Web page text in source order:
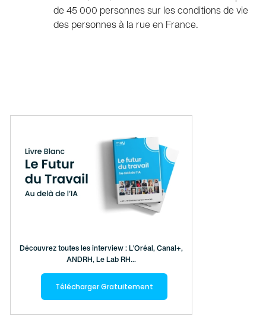
de 45 000 personnes sur les conditions de vie
des personnes à la rue en France.
Découvrez toutes les interview : L'Oréal, Canal+,
ANDRH, Le Lab RH...
Télécharger Gratuitement